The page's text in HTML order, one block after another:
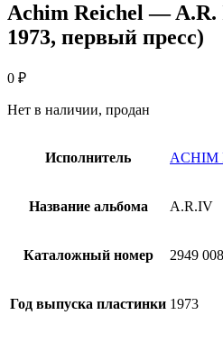
Achim Reichel — A.R.
1973, первый пресс)
0 ₽
Нет в наличии, продан
Исполнитель ACHIM
Название альбома A.R.IV
Каталожный номер 2949 008
Год выпуска пластинки 1973